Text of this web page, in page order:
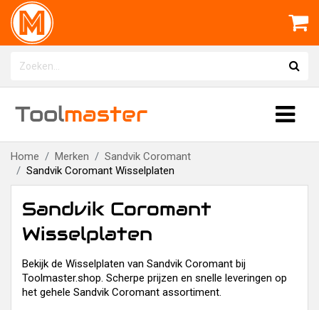
Toolmaster
Home Merken
Sandvik Coromant
Sandvik Coromant Wisselplaten
Sandvik Coromant
Wisselplaten
Bekijk de Wisselplaten van Sandvik Coromant bij
Toolmaster.shop. Scherpe prijzen en snelle leveringen op
het gehele Sandvik Coromant assortiment.